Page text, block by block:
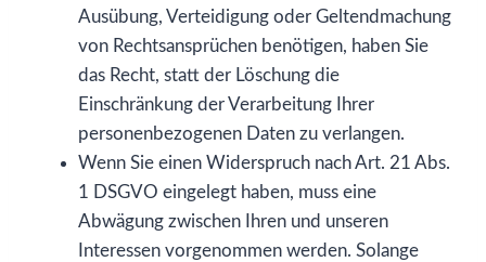
Ausübung, Verteidigung oder Geltendmachung
von Rechtsansprüchen benötigen, haben Sie
das Recht, statt der Löschung die
Einschränkung der Verarbeitung Ihrer
personenbezogenen Daten zu verlangen.
Wenn Sie einen Widerspruch nach Art. 21 Abs.
1 DSGVO eingelegt haben, muss eine
Abwägung zwischen Ihren und unseren
Interessen vorgenommen werden. Solange